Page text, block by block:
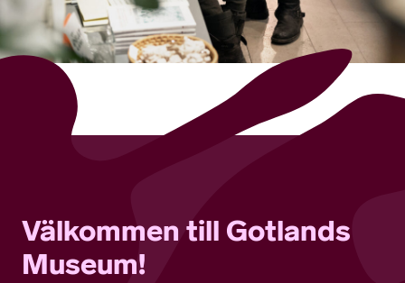
Välkommen till Gotlands
Museum!